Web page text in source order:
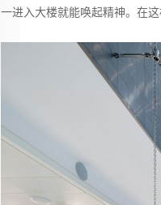
一进入大楼就能唤起精神。在